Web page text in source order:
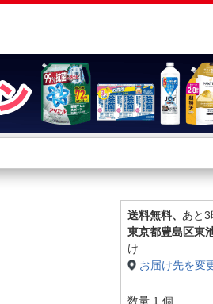
舗サービス
ト取り置き
送料無料、 あと
東京都豊島区東
け
お届け先を変
数量 1 個